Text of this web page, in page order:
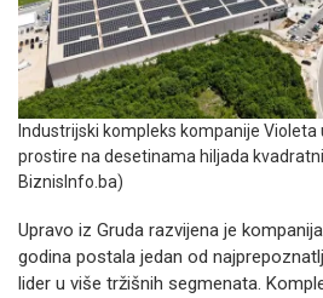
Industrijski kompleks kompanije Violeta
prostire na desetinama hiljada
BiznisInfo.ba)
Upravo iz Gruda razvijena je
godina postala jedan od
lider u više tržišnih segmenata.